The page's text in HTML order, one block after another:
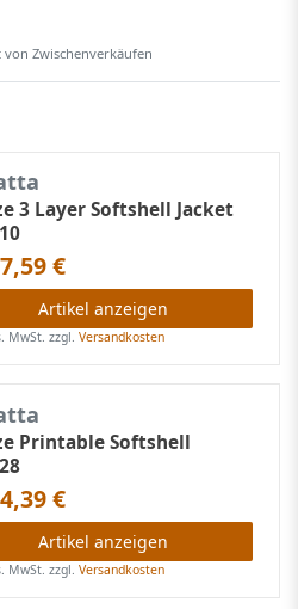
Zwischenverkäufen
3 Layer Softshell Jacket
€
Artikel anzeigen
MwSt. zzgl.Versandkosten
Printable Softshell
€
Artikel anzeigen
MwSt. zzgl.Versandkosten